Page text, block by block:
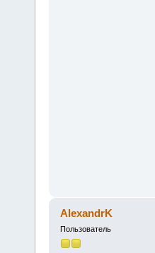
AlexandrK
Пользователь